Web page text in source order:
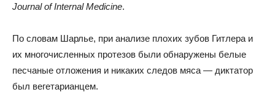
Journal of Internal Medicine.
По словам Шарлье, при анализе плохих зубов Гитлера и
их многочисленных протезов были обнаружены белые
песчаные отложения и никаких следов мяса — диктатор
был вегетарианцем.